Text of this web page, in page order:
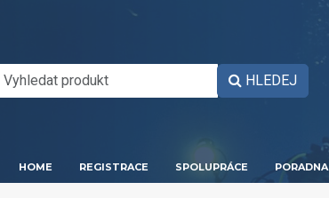
HLEDEJ
HOME REGISTRACE SPOLUPRÁCE PORADNA